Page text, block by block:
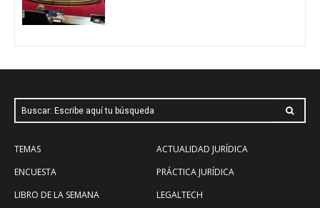
Buscar: Escribe aquí tu búsqueda
TEMAS
ENCUESTA
LIBRO DE LA SEMANA
ACTUALIDAD JURÍDICA
PRÁCTICA JURÍDICA
LEGALTECH